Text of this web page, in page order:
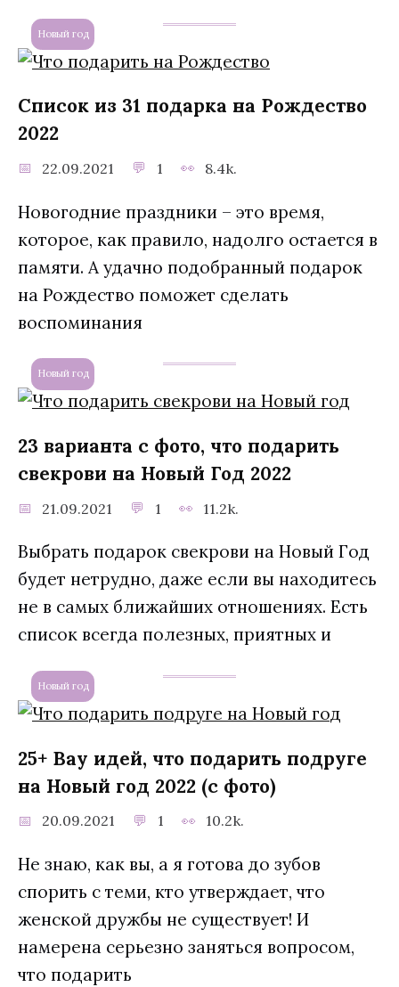
Новый год
Список из 31 подарка на Рождество
2022
22.09.2021 1 8.4k.
Новогодние праздники – это время,
которое, как правило, надолго остается в
памяти. А удачно подобранный подарок
на Рождество поможет сделать
воспоминания
Новый год
23 варианта с фото, что подарить
свекрови на Новый Год 2022
21.09.2021 1 11.2k.
Выбрать подарок свекрови на Новый Год
будет нетрудно, даже если вы находитесь
не в самых ближайших отношениях. Есть
список всегда полезных, приятных и
Новый год
25+ Вау идей, что подарить подруге
на Новый год 2022 (с фото)
20.09.2021 1 10.2k.
Не знаю, как вы, а я готова до зубов
спорить с теми, кто утверждает, что
женской дружбы не существует! И
намерена серьезно заняться вопросом,
что подарить